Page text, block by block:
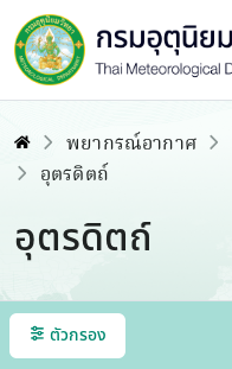
พยากรณ์อากาศ
อุตรดิตถ์
อุตรดิตถ์
ตัวกรอง